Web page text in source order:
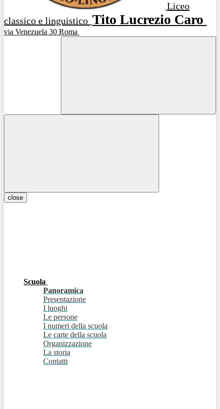
Liceo
classico e linguistico Tito Lucrezio Caro
via Venezuela 30 Roma
close
Scuola
Panoramica
Presentazione
I luoghi
Le persone
I numeri della scuola
Le carte della scuola
Organizzazione
La storia
Contatti